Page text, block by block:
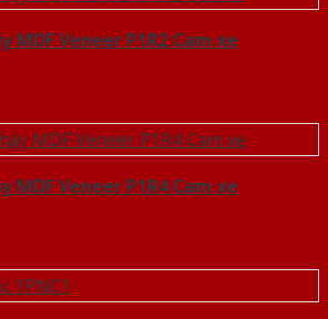
MDF Veneer P1R2 Cam xe
MDF Veneer P1R4 Cam xe